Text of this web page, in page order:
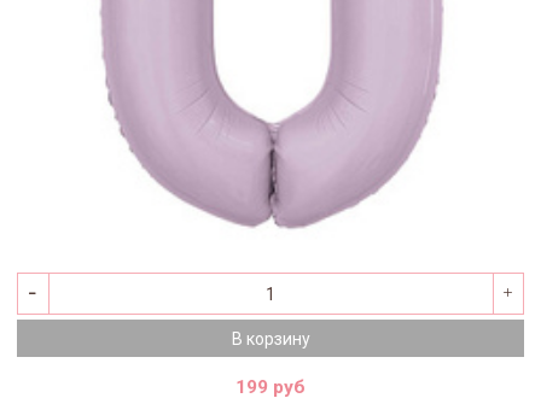
В корзину
199 руб